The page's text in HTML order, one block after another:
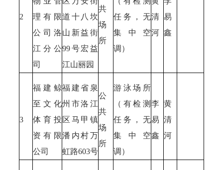
2
理有限
公司洛
江分公
司
道十八坎
山新益街
99号宏益
江山丽园
共
场
所
任务，无
集中空
调）
清
河
易
鑫
3
福建鲸
至文化
体育投
资有限
公司
福建省泉
州市洛江
区马甲镇
潘内村万
虹路603号
公
共
场
所
游泳场所
（有检测
任务，无
集中空
调）
李
易
鑫
黄
清
河